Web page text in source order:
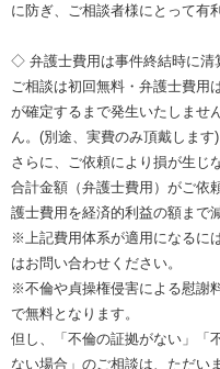
に防ぎ、ご相談者様にとって有
◇ 弁護士費用は事件終結時に清
ご相談は初回無料・弁護士費用
が確定するまで発生いたしませ
ん。(別途、実費のみ頂戴します)
さらに、ご依頼により損が生じ
合計金額（弁護士費用）がご依
護士費用を経済的利益の額まで
※上記費用体系が適用になるに
はお問い合わせください。
※不倫や貞操権侵害による慰謝
で無料となります。
但し、「不倫の証拠がない」「
ない場合」のご相談は、ただい